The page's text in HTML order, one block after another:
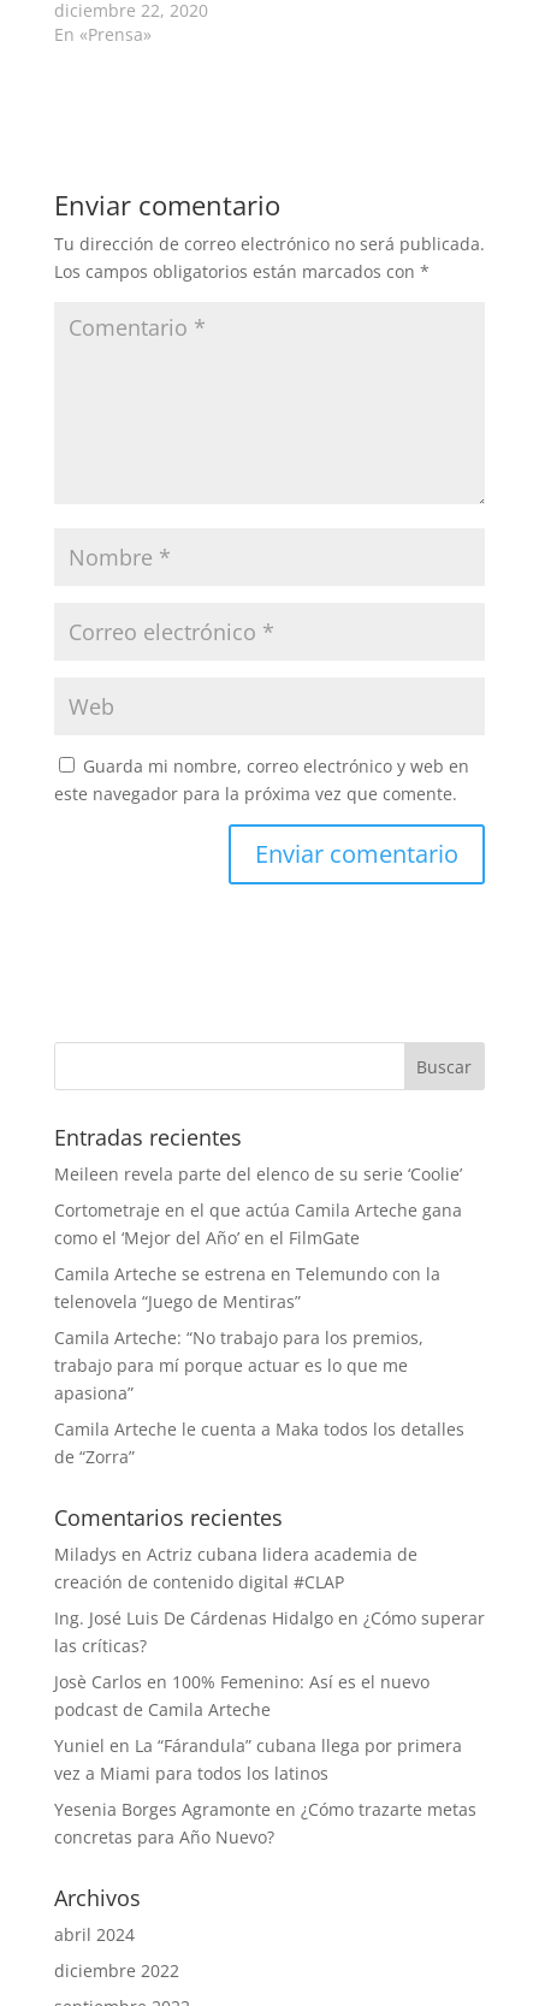
diciembre 22, 2020
En «Prensa»
Enviar comentario
Tu dirección de correo electrónico no será publicada.
Los campos obligatorios están marcados con *
Guarda mi nombre, correo electrónico y web en
este navegador para la próxima vez que comente.
Entradas recientes
Meileen revela parte del elenco de su serie ‘Coolie’
Cortometraje en el que actúa Camila Arteche gana
como el ‘Mejor del Año’ en el FilmGate
Camila Arteche se estrena en Telemundo con la
telenovela “Juego de Mentiras”
Camila Arteche: “No trabajo para los premios,
trabajo para mí porque actuar es lo que me
apasiona”
Camila Arteche le cuenta a Maka todos los detalles
de “Zorra”
Comentarios recientes
Miladys en Actriz cubana lidera academia de
creación de contenido digital #CLAP
Ing. José Luis De Cárdenas Hidalgoen ¿Cómo superar
las críticas?
Josè Carlos en 100% Femenino: Así es el nuevo
podcast de Camila Arteche
Yuniel en La “Fárandula” cubana llega por primera
vez a Miami para todos los latinos
Yesenia Borges Agramonte en ¿Cómo trazarte metas
concretas para Año Nuevo?
Archivos
abril 2024
diciembre 2022